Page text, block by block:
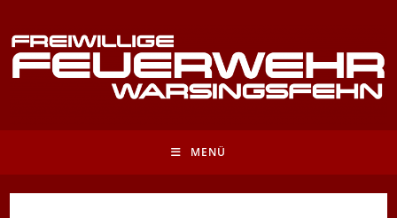
Inhalt
springen
MENÜ